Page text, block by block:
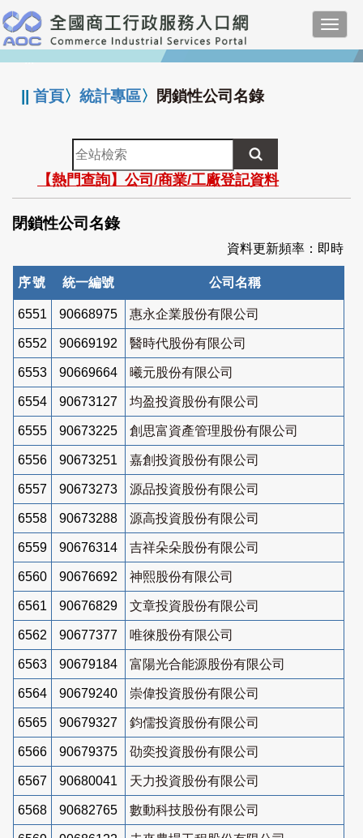
跳
到
主
要
:::
||首頁〉統計專區〉 閉鎖性公司名錄
全
站
檢
索
【熱門查詢】公司/商業/工廠登記資料
閉鎖性公司名錄
資料更新頻率：即時
序號 統一編號 公司名稱
6551 90668975 惠永企業股份有限公司
6552 90669192 醫時代股份有限公司
6553 90669664 曦元股份有限公司
6554 90673127 均盈投資股份有限公司
6555 90673225 創思富資產管理股份有限公司
6556 90673251 嘉創投資股份有限公司
6557 90673273 源品投資股份有限公司
6558 90673288 源高投資股份有限公司
6559 90676314 吉祥朵朵股份有限公司
6560 90676692 神熙股份有限公司
6561 90676829 文章投資股份有限公司
6562 90677377 唯徠股份有限公司
6563 90679184 富陽光合能源股份有限公司
6564 90679240 崇偉投資股份有限公司
6565 90679327 鈞儒投資股份有限公司
6566 90679375 劭奕投資股份有限公司
6567 90680041 天力投資股份有限公司
6568 90682765 數動科技股份有限公司